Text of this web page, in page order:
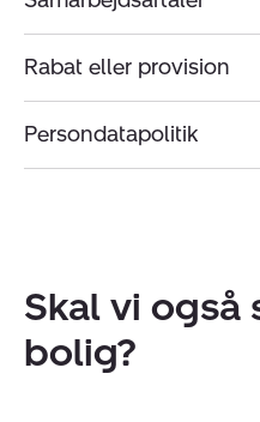
Rabat eller provision
Persondatapolitik
Skal vi
bolig?